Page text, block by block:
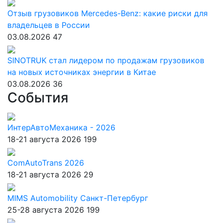
Отзыв грузовиков Mercedes-Benz: какие риски для
владельцев в России
03.08.2026 47
SINOTRUK стал лидером по продажам грузовиков
на новых источниках энергии в Китае
03.08.2026 36
События
ИнтерАвтоМеханика - 2026
18-21 августа 2026 199
ComAutoTrans 2026
18-21 августа 2026 29
MIMS Automobility Санкт-Петербург
25-28 августа 2026 199